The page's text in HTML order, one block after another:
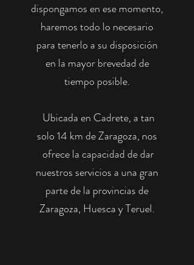
dispongamos en ese momento,
haremos todo lo necesario
para tenerlo a su disposición
en la mayor brevedad de
tiempo posible.
Ubicada en Cadrete, a tan
solo 14 km de Zaragoza, nos
ofrece la capacidad de dar
nuestros servicios a una gran
parte de la provincias de
Zaragoza, Huesca y Teruel.